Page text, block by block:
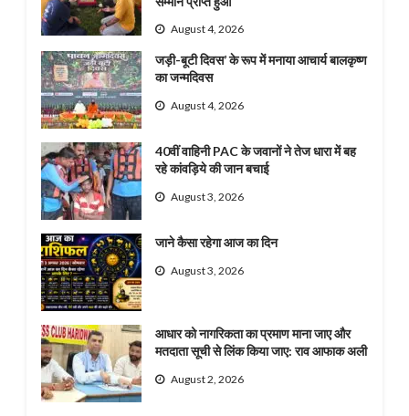
August 4, 2026
जड़ी-बूटी दिवस’ के रूप में मनाया आचार्य बालकृष्ण
का जन्मदिवस
August 4, 2026
40वीं वाहिनी PAC के जवानों ने तेज धारा में बह
रहे कांवड़िये की जान बचाई
August 3, 2026
जाने कैसा रहेगा आज का दिन
August 3, 2026
आधार को नागरिकता का प्रमाण माना जाए और
मतदाता सूची से लिंक किया जाए: राव आफाक अली
August 2, 2026